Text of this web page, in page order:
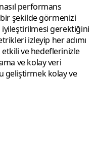
performans
şekilde görmenizi
iyileştirilmesi gerektiğini
izleyip her adımı
etkili ve hedeflerinizle
ve kolay veri
geliştirmek kolay ve